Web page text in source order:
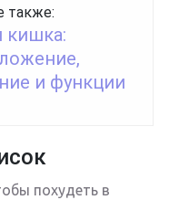
также:
кишка:
и функции
похудеть в